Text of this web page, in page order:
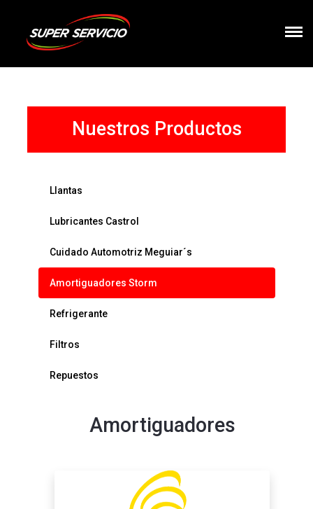
Nuestros Productos
Llantas
Lubricantes Castrol
Cuidado Automotriz Meguiar´s
Amortiguadores Storm
Refrigerante
Filtros
Repuestos
Amortiguadores